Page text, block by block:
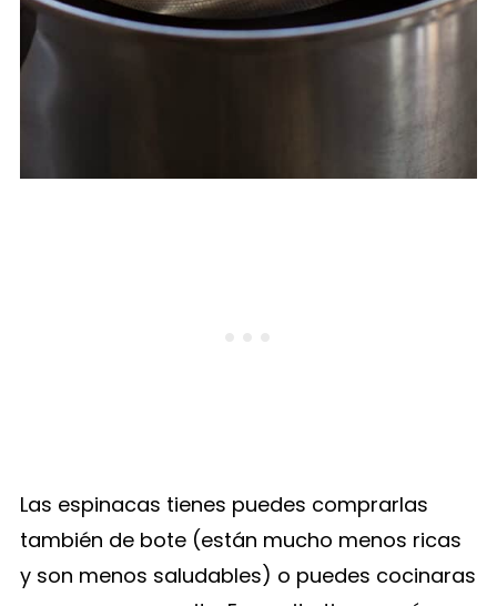
Las espinacas tienes puedes comprarlas
también de bote (están mucho menos ricas
y son menos saludables) o puedes cocinaras